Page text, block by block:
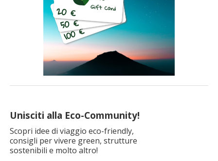
Unisciti alla Eco-Community!
Scopri idee di viaggio eco-friendly,
consigli per vivere green, strutture
sostenibili e molto altro!